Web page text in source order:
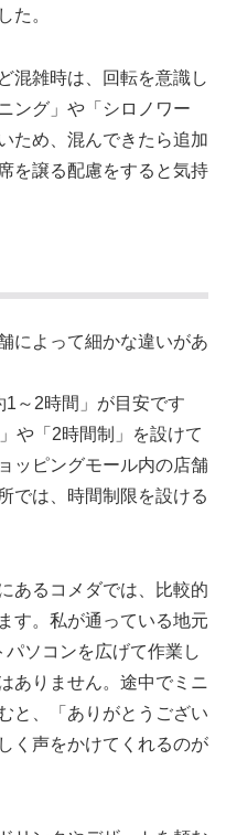
た。
混雑時は、回転を意識し
ング」や「シロノワー
ため、混んできたら追加
を譲る配慮をすると気持
によって細かな違いがあ
～2時間」が目安です
や「2時間制」を設けて
ッピングモール内の店舗
では、時間制限を設ける
あるコメダでは、比較的
す。私が通っている地元
ソコンを広げて作業し
ありません。途中でミニ
と、「ありがとうござい
く声をかけてくれるのが